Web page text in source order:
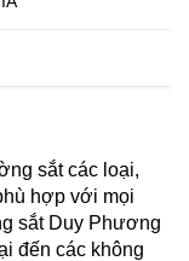
sắt các loại,
hợp với mọi
sắt Duy Phương
đến các không